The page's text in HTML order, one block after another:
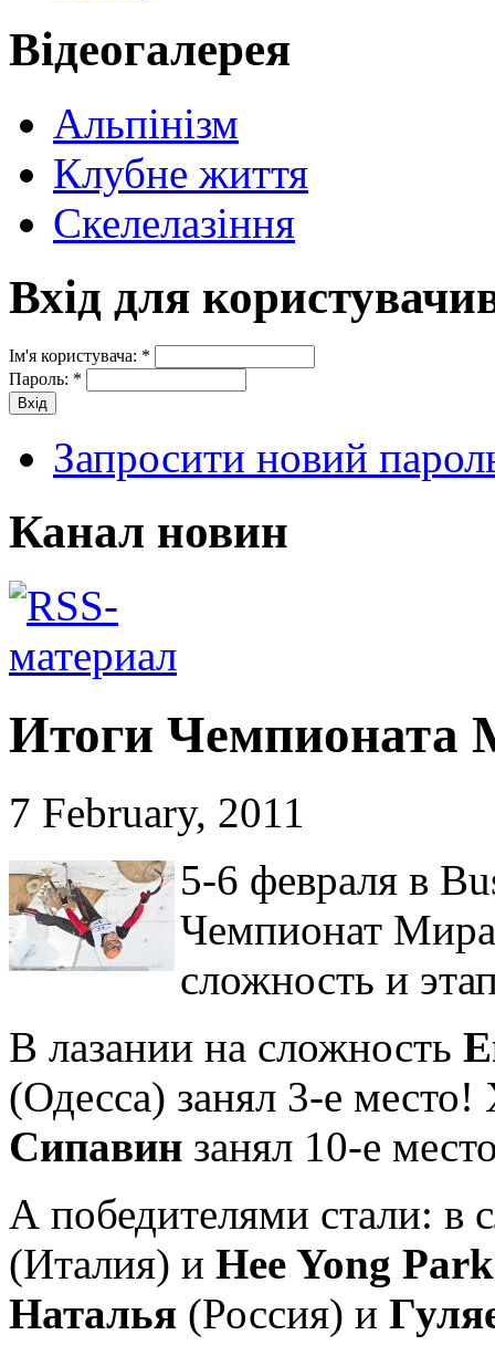
Відеогалерея
Альпінізм
Клубне життя
Скелелазіння
Вхід для
Ім'я користувача: *
Пароль: *
Запросити новий
Канал новин
Итоги Чемпионата
7 February, 2011
5-6 февраля в
Чемпионат
сложность и
В лазании на сложность
(Одесса) занял 3-е
Сипавин занял 10-е
А победителями стали: в
(Италия) и Hee Yong Park
Наталья (Россия) и